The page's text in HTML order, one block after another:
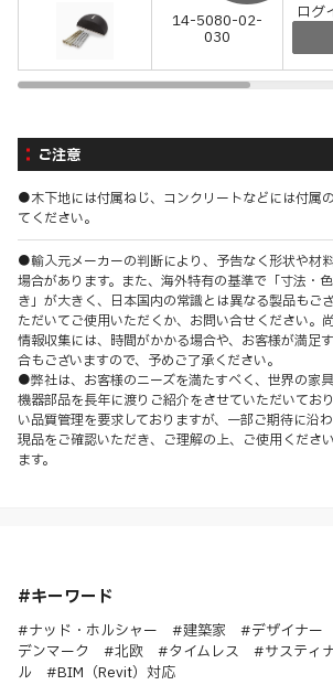
14-5080-02-
030
ログ
ご注意
●木下地には付属ねじ、コンクリートなどには付属
てください。
●輸入元メーカーの判断により、予告なく形状や材
場合があります。また、海外特有の基準で「寸法・
き」が大きく、日本国内の常識とは異なる製品もご
ただいてご使用いただくか、お問い合せください。
情報収集には、時間がかかる場合や、お客様が満足
合もございますので、予めご了承ください。
●弊社は、お客様のニーズを満たすべく、世界の家
機器部品を長年に渡りご紹介をさせていただいてお
い品質管理を要求しておりますが、一部ご期待に沿わ
現品をご確認いただき、ご理解の上、ご使用くださ
ます。
#キーワード
#ナッド・ホルシャー #建築家 #デザイナ
デンマーク #北欧 #タイムレス #サスティ
ル #BIM（Revit）対応